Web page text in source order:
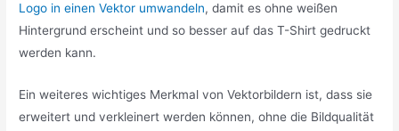
Logo in einen Vektor umwandeln, damit es ohne weißen
Hintergrund erscheint und so besser auf das T-Shirt gedruckt
werden kann.
Ein weiteres wichtiges Merkmal von Vektorbildern ist, dass sie
erweitert und verkleinert werden können, ohne die Bildqualität